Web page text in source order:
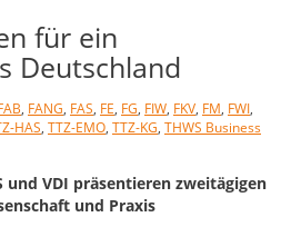
für ein
Deutschland
, FANG, FAS, FE, FG, FIW, FKV, FM, FWI,
HAS, TTZ-EMO, TTZ-KG, THWS Business
und VDI präsentieren zweitägigen
und Praxis